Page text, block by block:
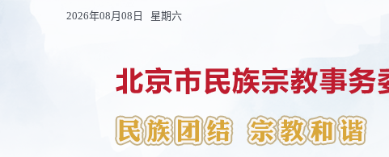
2026年08月08日 星期六